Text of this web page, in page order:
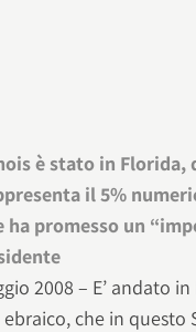
è stato in
il 5%
ha promesso un
2008 – E’ andato
che in questo